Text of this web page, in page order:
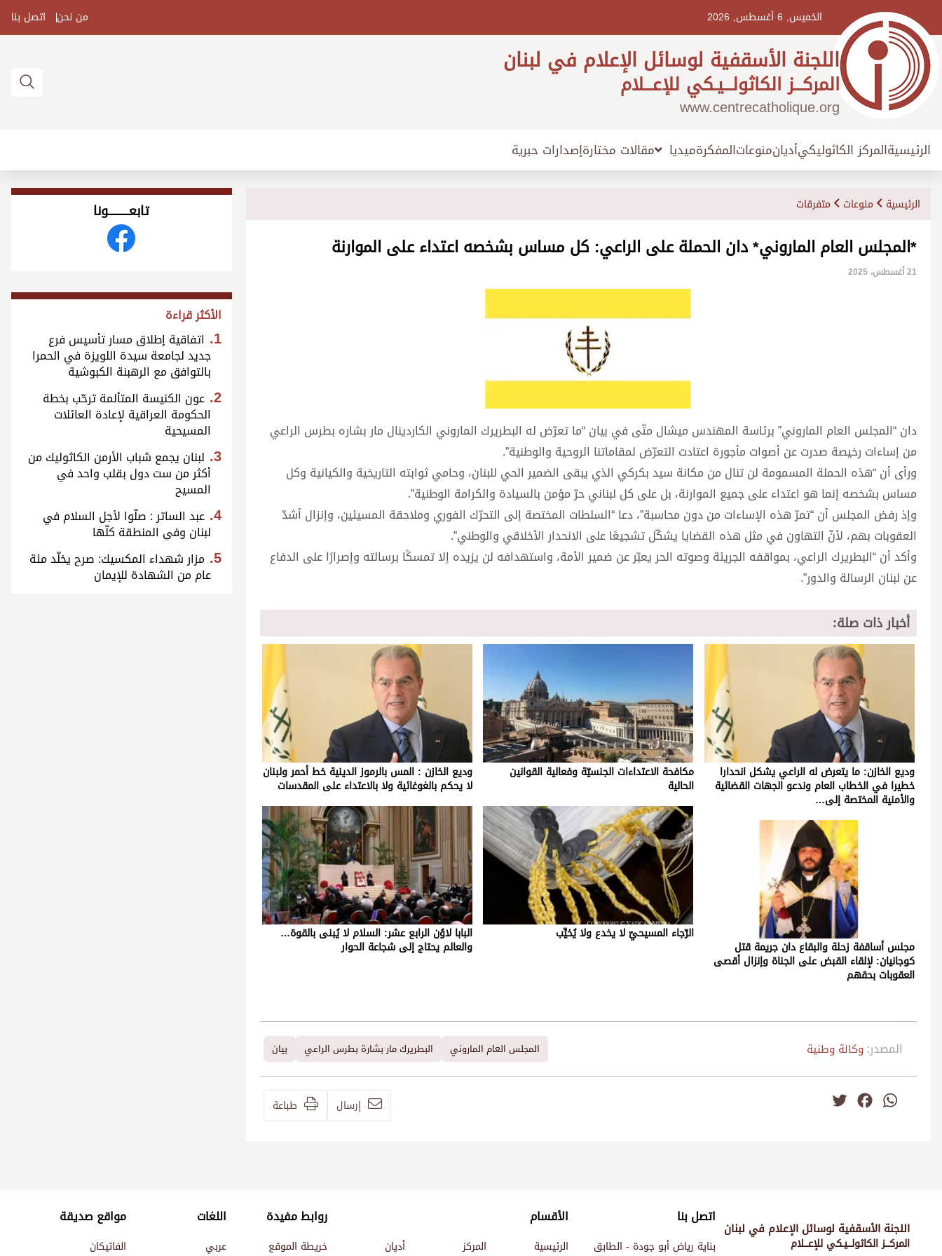
الخميس, 6 أغسطس, 2026 من نحن اتصل بنا
اللجنة الأسقفية لوسائل الإعلام في لبنان
المركـــز الكاثولـــيـكي للإعـــلام
www.centrecatholique.org
الرئيسيةالمركز الكاثوليكيأديانمنوعاتالمفكرةميديا مقالات مختارةإصدارات حبرية
الرئيسية منوعات متفرقات
*المجلس العام الماروني* دان الحملة على الراعي: كل مساس بشخصه اعتداء على الموارنة
21 أغسطس، 2025
دان “المجلس العام الماروني” برئاسة المهندس ميشال متّى في بيان “ما تعرّض له البطريرك الماروني الكاردينال مار بشاره بطرس الراعي
من إساءات رخيصة صدرت عن أصوات مأجورة اعتادت التعرّض لمقاماتنا الروحية والوطنية”.
ورأى أن “هذه الحملة المسمومة لن تنال من مكانة سيد بكركي الذي يبقى الضمير الحي للبنان، وحامي ثوابته التاريخية والكيانية وكل
مساس بشخصه إنما هو اعتداء على جميع الموارنة، بل على كل لبناني حرّ مؤمن بالسيادة والكرامة الوطنية”.
وإذ رفض المجلس أن “تمرّ هذه الإساءات من دون محاسبة”، دعا “السلطات المختصة إلى التحرّك الفوري وملاحقة المسيئين، وإنزال أشدّ
العقوبات بهم، لأنّ التهاون في مثل هذه القضايا يشكّل تشجيعًا على الانحدار الأخلاقي والوطني”.
وأكد أن “البطريرك الراعي، بمواقفه الجريئة وصوته الحر يعبّر عن ضمير الأمة، واستهدافه لن يزيده إلا تمسكًا برسالته وإصرارًا على الدفاع
عن لبنان الرسالة والدور”.
أخبار ذات صلة:
وديع الخازن: ما يتعرض له الراعي يشكل انحدارا
خطيرا في الخطاب العام وندعو الجهات القضائية
والأمنية المختصة إلى…
مجلس أساقفة زحلة والبقاع دان جريمة قتل
كوجانيان: لإلقاء القبض على الجناة وإنزال أقصى
العقوبات بحقهم
مكافحة الاعتداءات الجنسيّة وفعالية القوانين
الحالية
الرّجاء المسيحيّ لا يخدع ولا يُخيِّب
وديع الخازن : المس بالرموز الدينية خط أحمر ولبنان
لا يحكم بالغوغائية ولا بالاعتداء على المقدسات
البابا لاوُن الرابع عشر: السلام لا يُبنى بالقوة…
والعالم يحتاج إلى شجاعة الحوار
المصدر: وكالة وطنية المجلس العام الماروني البطريرك مار بشارة بطرس الراعي بيان
WhatsApp
Facebook إرسال طباعة
تابعــــــــــونا
الأكثر قراءة
اتفاقية إطلاق مسار تأسيس فرع
جديد لجامعة سيدة اللويزة في الحمرا
بالتوافق مع الرهبنة الكبوشية
عون الكنيسة المتألمة ترحّب بخطة
الحكومة العراقية لإعادة العائلات
المسيحية
لبنان يجمع شباب الأرمن الكاثوليك من
أكثر من ست دول بقلب واحد في
المسيح
عبد الساتر : صلّوا لأجل السلام في
لبنان وفي المنطقة كلّها
مزار شهداء المكسيك: صرح يخلّد مئة
عام من الشهادة للإيمان
اللجنة الأسقفية لوسائل الإعلام في لبنان
المركـــز الكاثولـــيـكي للإعـــلام
اتصل بنا
بناية رياض أبو جودة - الطابق
الأقسام
الرئيسية المركز أديان
روابط مفيدة
خريطة الموقع
اللغات
عربي
مواقع صديقة
الفاتيكان